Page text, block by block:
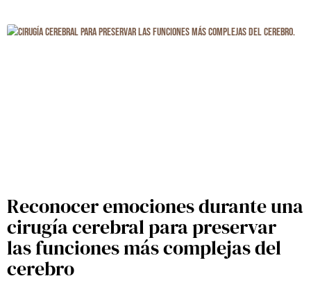
Reconocer emociones durante una
cirugía cerebral para preservar
las funciones más complejas del
cerebro